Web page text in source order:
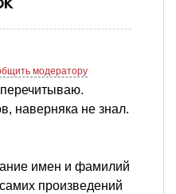
модератору
наверняка не знал.
имен и фамилий
произведений